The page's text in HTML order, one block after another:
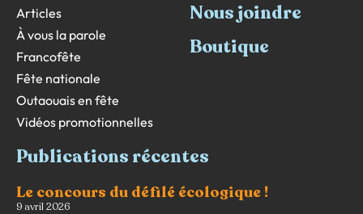
Articles
À vous la parole
Francofête
Fête nationale
Outaouais en fête
Vidéos promotionnelles
Nous joindre
Boutique
Publications récentes
Le concours du défilé écologique !
9 avril 2026